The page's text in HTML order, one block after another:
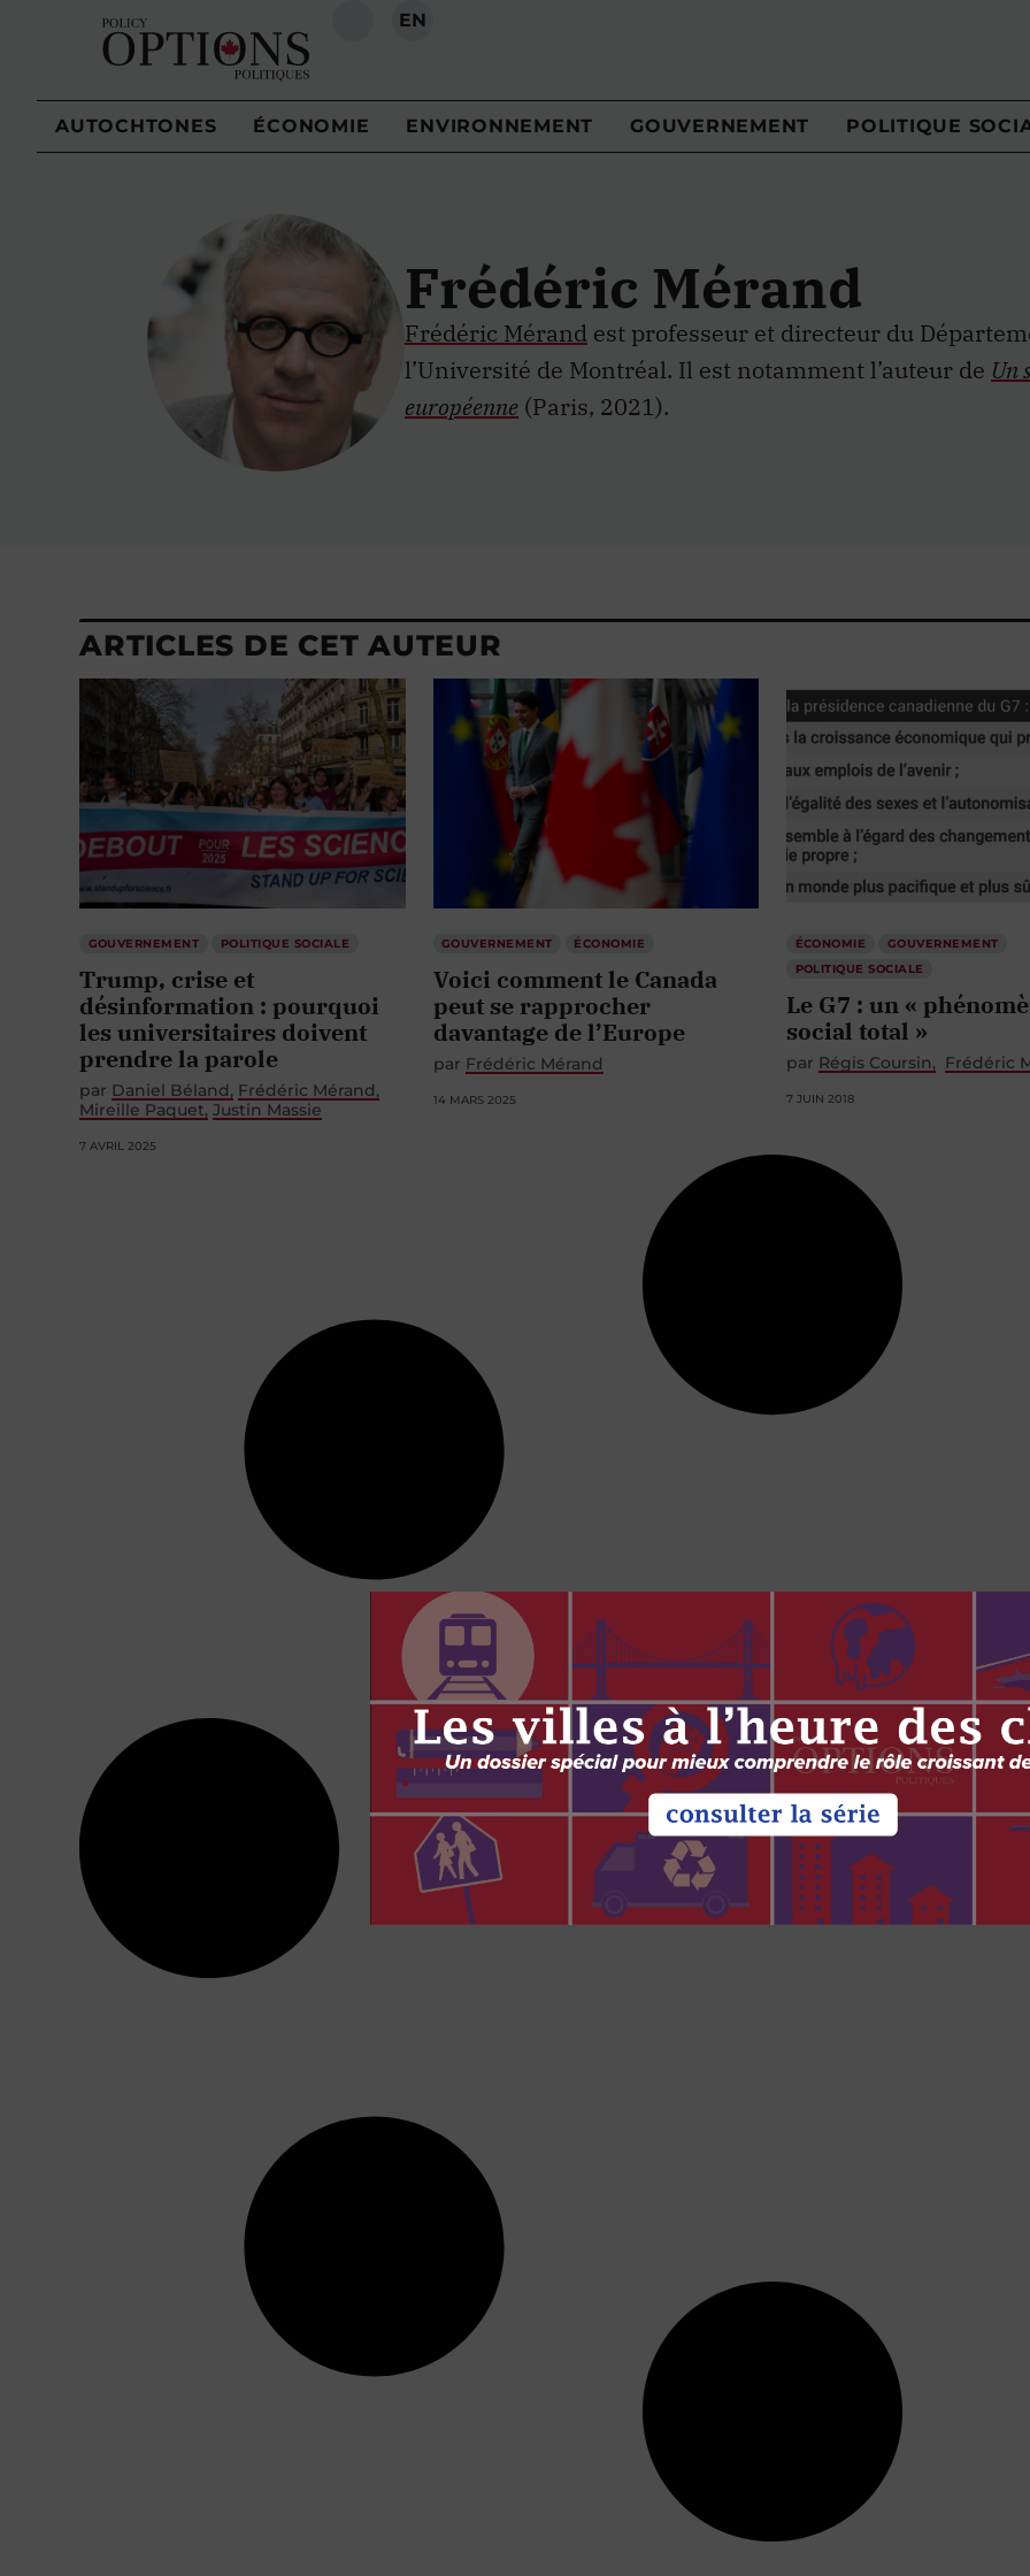
RECHERCHE
EN
AUTOCHTONES ÉCONOMIE ENVIRONNEMENT GOUVERNEMENT POLITIQUE
Frédéric Mérand
Frédéric Mérand est professeur et directeur du
l’Université de Montréal. Il est notamment l’auteur de Un
européenne (Paris, 2021).
ARTICLES DE CET AUTEUR
GOUVERNEMENT POLITIQUE SOCIALE
Trump, crise et
désinformation : pourquoi
les universitaires doivent
prendre la parole
par Daniel Béland Frédéric Mérand
Mireille Paquet Justin Massie
7 AVRIL 2025
GOUVERNEMENT ÉCONOMIE
Voici comment le Canada
peut se rapprocher
davantage de l’Europe
par Frédéric Mérand
14 MARS 2025
ÉCONOMIE
GOUVERNEMENT
POLITIQUE SOCIALE
Le G7 : un «
social total »
par Régis Coursin Frédéric
7 JUIN 2018